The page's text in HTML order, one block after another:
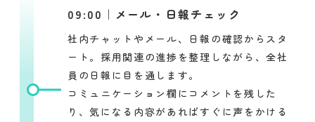
09:00｜メール・日報チェック
社内チャットやメール、日報の確認からスタ
ート。採用関連の進捗を整理しながら、全社
員の日報に目を通します。
コミュニケーション欄にコメントを残した
り、気になる内容があればすぐに声をかける